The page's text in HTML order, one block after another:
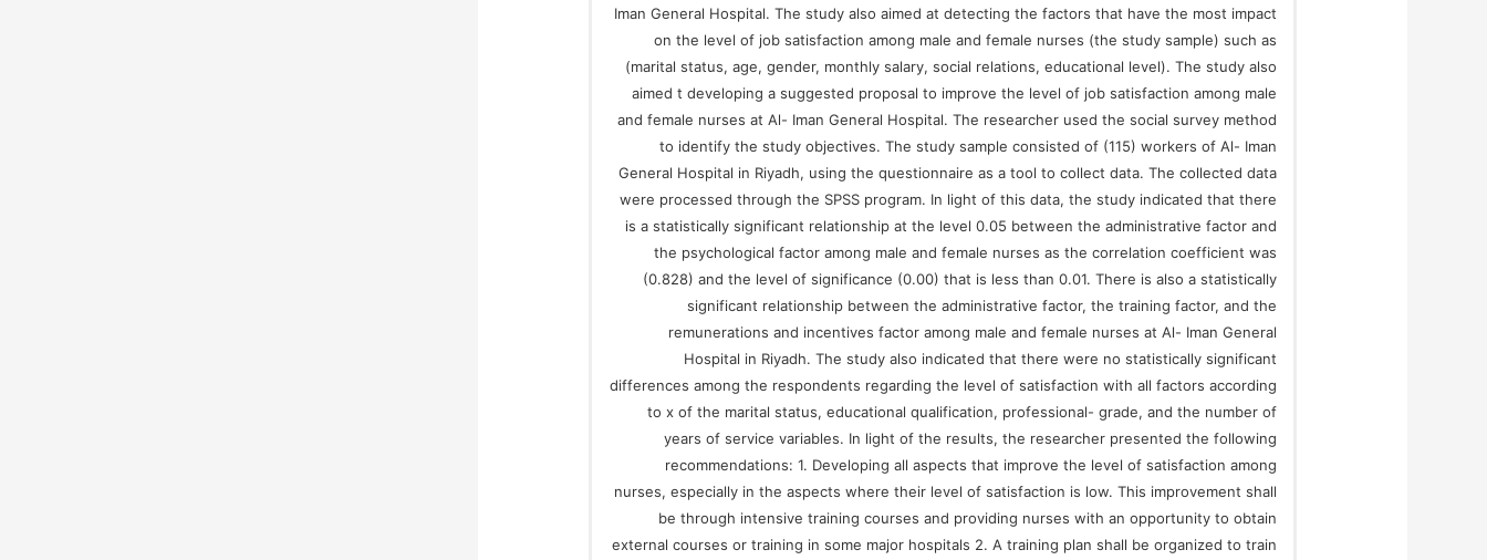
Iman General Hospital. The study also aimed at detecting the factors that have the most impact
on the level of job satisfaction among male and female nurses (the study sample) such as
(marital status, age, gender, monthly salary, social relations, educational level). The study also
aimed t developing a suggested proposal to improve the level of job satisfaction among male
and female nurses at Al- Iman General Hospital. The researcher used the social survey method
to identify the study objectives. The study sample consisted of (115) workers of Al- Iman
General Hospital in Riyadh, using the questionnaire as a tool to collect data. The collected data
were processed through the SPSS program. In light of this data, the study indicated that there
is a statistically significant relationship at the level 0.05 between the administrative factor and
the psychological factor among male and female nurses as the correlation coefficient was
(0.828) and the level of significance (0.00) that is less than 0.01. There is also a statistically
significant relationship between the administrative factor, the training factor, and the
remunerations and incentives factor among male and female nurses at Al- Iman General
Hospital in Riyadh. The study also indicated that there were no statistically significant
differences among the respondents regarding the level of satisfaction with all factors according
to x of the marital status, educational qualification, professional- grade, and the number of
years of service variables. In light of the results, the researcher presented the following
recommendations: 1. Developing all aspects that improve the level of satisfaction among
nurses, especially in the aspects where their level of satisfaction is low. This improvement shall
be through intensive training courses and providing nurses with an opportunity to obtain
external courses or training in some major hospitals 2. A training plan shall be organized to train